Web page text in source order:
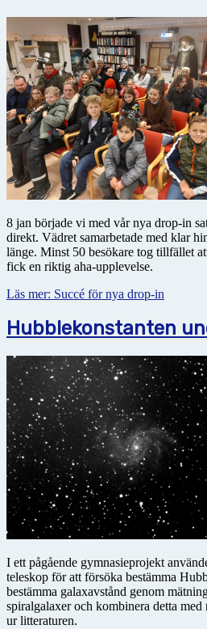
8 jan började vi med vår nya drop-in
direkt. Vädret samarbetade med klar
länge. Minst 50 besökare tog tillfället
fick en riktig aha-upplevelse.
Läs mer: Succé för nya drop-in
Hubblekonstanten
I ett pågående gymnasieprojekt
teleskop för att försöka bestämma
bestämma galax­avstånd genom
spiralgalaxer och kombinera detta
ur litteraturen.